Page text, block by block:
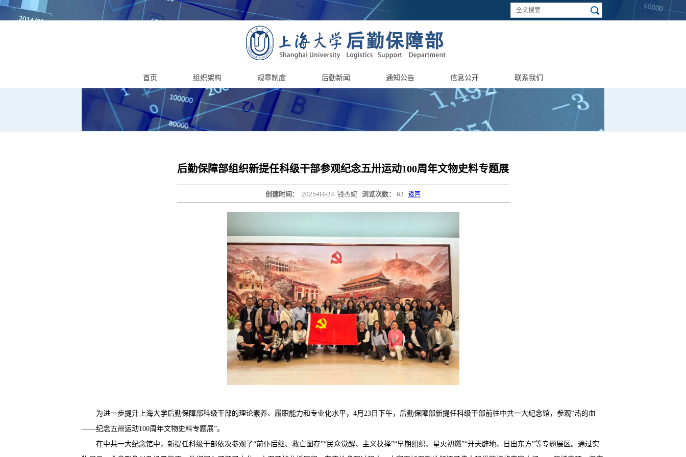
首页 组织架构 规章制度 后勤新闻 通知公告 信息公开 联系我们
后勤保障部组织新提任科级干部参观纪念五卅运动100周年文物史料专题展
创建时间： 2025-04-24 钱杰妮 浏览次数： 63 返回
为进一步提升上海大学后勤保障部科级干部的理论素养、履职能力和专业化水平，4月23日下午，后勤保障部新提任科级干部前往中共一大纪念馆，参观“热的血
——纪念五卅运动100周年文物史料专题展”。
在中共一大纪念馆中，新提任科级干部依次参观了“前仆后继、救亡图存”“民众觉醒、主义抉择”“早期组织、星火初燃”“开天辟地、日出东方”等专题展区。通过实